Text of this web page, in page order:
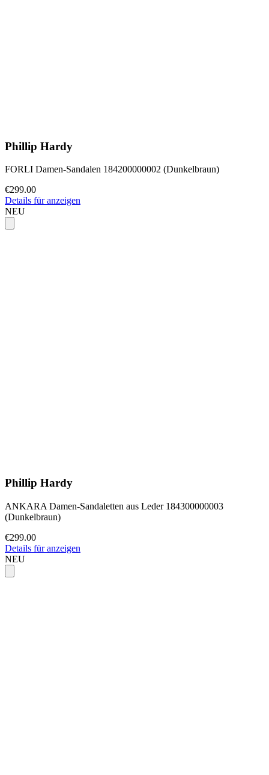
Phillip Hardy
FORLI Damen-Sandalen 184200000002 (Dunkelbraun)
€299.00
Details für anzeigen
NEU
Phillip Hardy
ANKARA Damen-Sandaletten aus Leder 184300000003
(Dunkelbraun)
€299.00
Details für anzeigen
NEU